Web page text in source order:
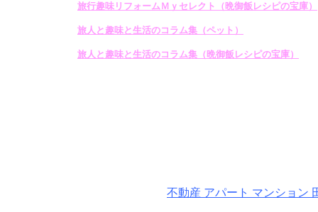
旅行趣味リフォームＭｙセレクト（晩御飯レシピの宝庫）
旅人と趣味と生活のコラム集（ペット）
旅人と趣味と生活のコラム集（晩御飯レシピの宝庫）
不動産 アパート マンション